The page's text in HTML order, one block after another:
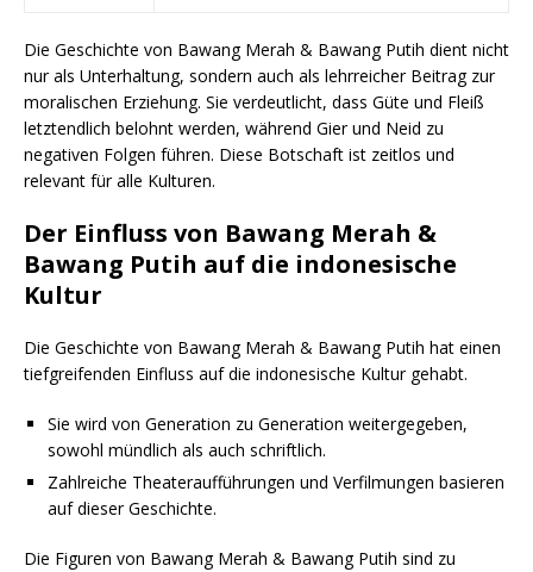
Die Geschichte von Bawang Merah & Bawang Putih dient nicht
nur als Unterhaltung, sondern auch als lehrreicher Beitrag zur
moralischen Erziehung. Sie verdeutlicht, dass Güte und Fleiß
letztendlich belohnt werden, während Gier und Neid zu
negativen Folgen führen. Diese Botschaft ist zeitlos und
relevant für alle Kulturen.
Der Einfluss von Bawang Merah &
Bawang Putih auf die indonesische
Kultur
Die Geschichte von Bawang Merah & Bawang Putih hat einen
tiefgreifenden Einfluss auf die indonesische Kultur gehabt.
Sie wird von Generation zu Generation weitergegeben,
sowohl mündlich als auch schriftlich.
Zahlreiche Theateraufführungen und Verfilmungen basieren
auf dieser Geschichte.
Die Figuren von Bawang Merah & Bawang Putih sind zu